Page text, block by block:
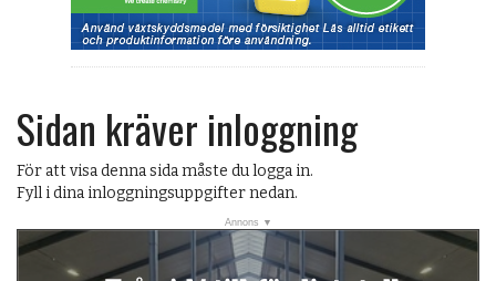
Sidan kräver inloggning
För att visa denna sida måste du logga in.
Fyll i dina inloggningsuppgifter nedan.